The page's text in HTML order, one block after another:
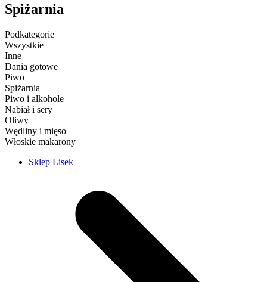
Spiżarnia
Podkategorie
Wszystkie
Inne
Dania gotowe
Piwo
Spiżarnia
Piwo i alkohole
Nabiał i sery
Oliwy
Wędliny i mięso
Włoskie makarony
Sklep Lisek